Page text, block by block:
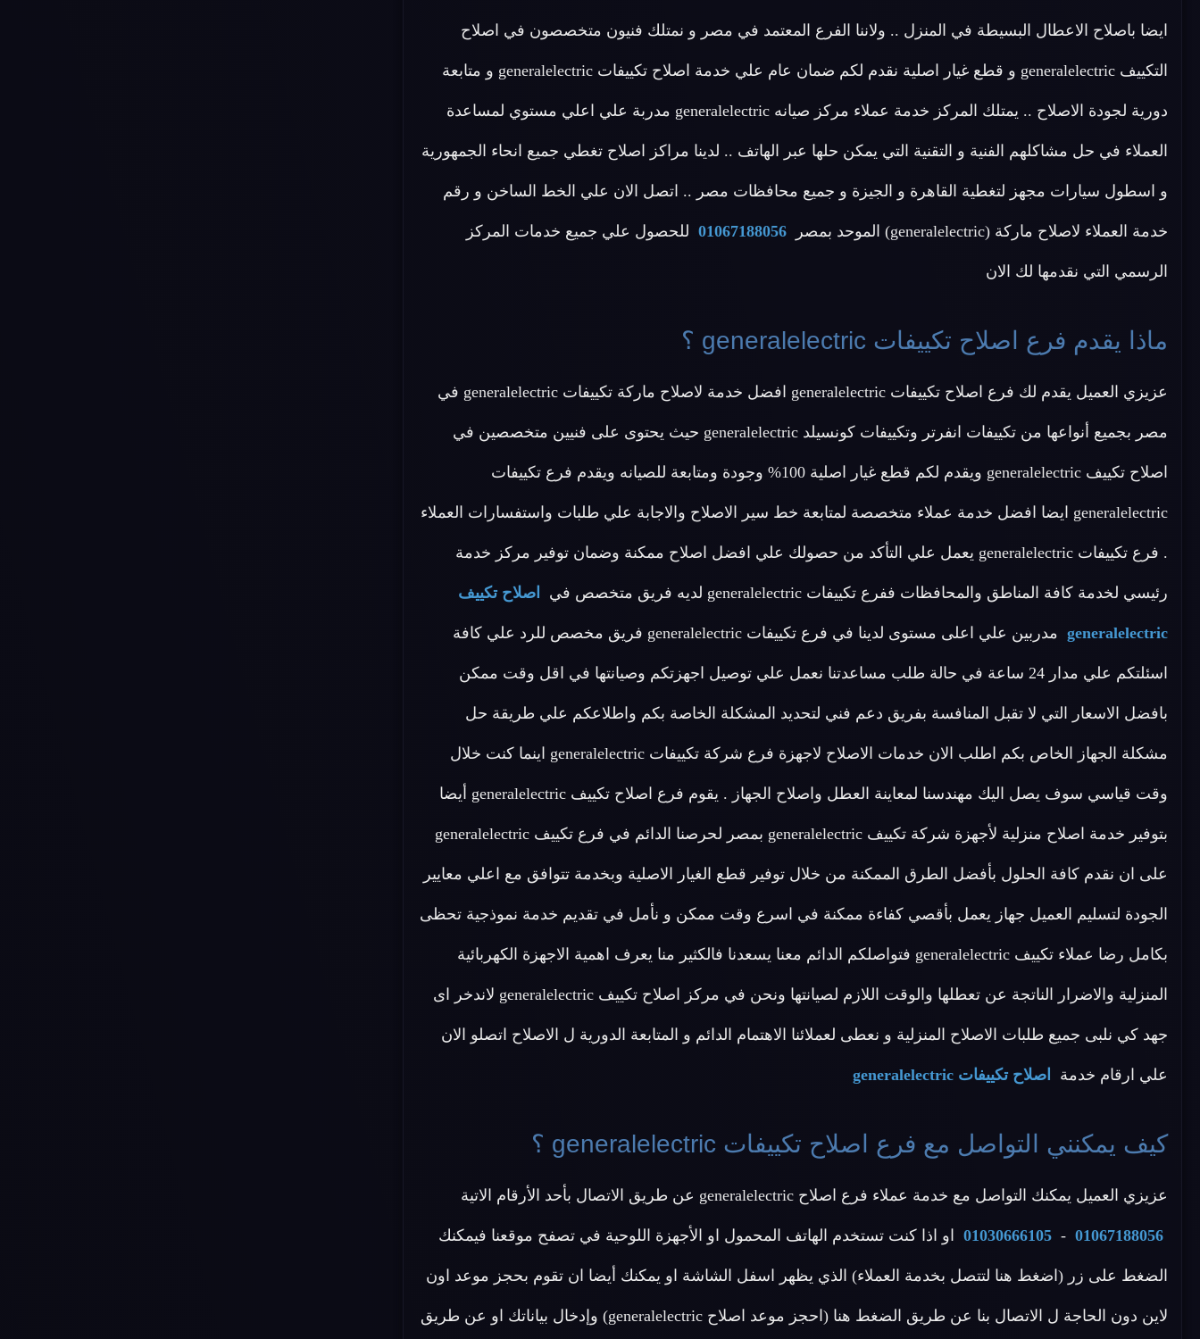
ايضا باصلاح الاعطال البسيطة في المنزل .. ولاننا الفرع المعتمد في مصر و نمتلك فنيون متخصصون في اصلاح
التكييف generalelectric و قطع غيار اصلية نقدم لكم ضمان عام علي خدمة اصلاح تكييفات generalelectric و متابعة
دورية لجودة الاصلاح .. يمتلك المركز خدمة عملاء مركز صيانه generalelectric مدربة علي اعلي مستوي لمساعدة
العملاء في حل مشاكلهم الفنية و التقنية التي يمكن حلها عبر الهاتف .. لدينا مراكز اصلاح تغطي جميع انحاء الجمهورية
و اسطول سيارات مجهز لتغطية القاهرة و الجيزة و جميع محافظات مصر .. اتصل الان علي الخط الساخن و رقم
خدمة العملاء لاصلاح ماركة (generalelectric) الموحد بمصر 01067188056 للحصول علي جميع خدمات المركز
الرسمي التي نقدمها لك الان
ماذا يقدم فرع اصلاح تكييفات generalelectric ؟
عزيزي العميل يقدم لك فرع اصلاح تكييفات generalelectric افضل خدمة لاصلاح ماركة تكييفات generalelectric في
مصر بجميع أنواعها من تكييفات انفرتر وتكييفات كونسيلد generalelectric حيث يحتوى على فنيين متخصصين في
اصلاح تكييف generalelectric ويقدم لكم قطع غيار اصلية 100% وجودة ومتابعة للصيانه ويقدم فرع تكييفات
generalelectric ايضا افضل خدمة عملاء متخصصة لمتابعة خط سير الاصلاح والاجابة علي طلبات واستفسارات العملاء
. فرع تكييفات generalelectric يعمل علي التأكد من حصولك علي افضل اصلاح ممكنة وضمان توفير مركز خدمة
رئيسي لخدمة كافة المناطق والمحافظات ففرع تكييفات generalelectric لديه فريق متخصص في اصلاح تكييف
generalelectric مدربين علي اعلى مستوى لدينا في فرع تكييفات generalelectric فريق مخصص للرد علي كافة
اسئلتكم علي مدار 24 ساعة في حالة طلب مساعدتنا نعمل علي توصيل اجهزتكم وصيانتها في اقل وقت ممكن
بافضل الاسعار التي لا تقبل المنافسة بفريق دعم فني لتحديد المشكلة الخاصة بكم واطلاعكم علي طريقة حل
مشكلة الجهاز الخاص بكم اطلب الان خدمات الاصلاح لاجهزة فرع شركة تكييفات generalelectric اينما كنت خلال
وقت قياسي سوف يصل اليك مهندسنا لمعاينة العطل واصلاح الجهاز . يقوم فرع اصلاح تكييف generalelectric أيضا
بتوفير خدمة اصلاح منزلية لأجهزة شركة تكييف generalelectric بمصر لحرصنا الدائم في فرع تكييف generalelectric
على ان نقدم كافة الحلول بأفضل الطرق الممكنة من خلال توفير قطع الغيار الاصلية وبخدمة تتوافق مع اعلي معايير
الجودة لتسليم العميل جهاز يعمل بأقصي كفاءة ممكنة في اسرع وقت ممكن و نأمل في تقديم خدمة نموذجية تحظى
بكامل رضا عملاء تكييف generalelectric فتواصلكم الدائم معنا يسعدنا فالكثير منا يعرف اهمية الاجهزة الكهربائية
المنزلية والاضرار الناتجة عن تعطلها والوقت اللازم لصيانتها ونحن في مركز اصلاح تكييف generalelectric لاندخر اى
جهد كي نلبى جميع طلبات الاصلاح المنزلية و نعطى لعملائنا الاهتمام الدائم و المتابعة الدورية ل الاصلاح اتصلو الان
علي ارقام خدمة اصلاح تكييفات generalelectric
كيف يمكنني التواصل مع فرع اصلاح تكييفات generalelectric ؟
عزيزي العميل يمكنك التواصل مع خدمة عملاء فرع اصلاح generalelectric عن طريق الاتصال بأحد الأرقام الاتية
01067188056
-
01030666105 او اذا كنت تستخدم الهاتف المحمول او الأجهزة اللوحية في تصفح موقعنا فيمكنك
الضغط على زر (اضغط هنا لتتصل بخدمة العملاء) الذي يظهر اسفل الشاشة او يمكنك أيضا ان تقوم بحجز موعد اون
لاين دون الحاجة ل الاتصال بنا عن طريق الضغط هنا (احجز موعد اصلاح generalelectric) وإدخال بياناتك او عن طريق